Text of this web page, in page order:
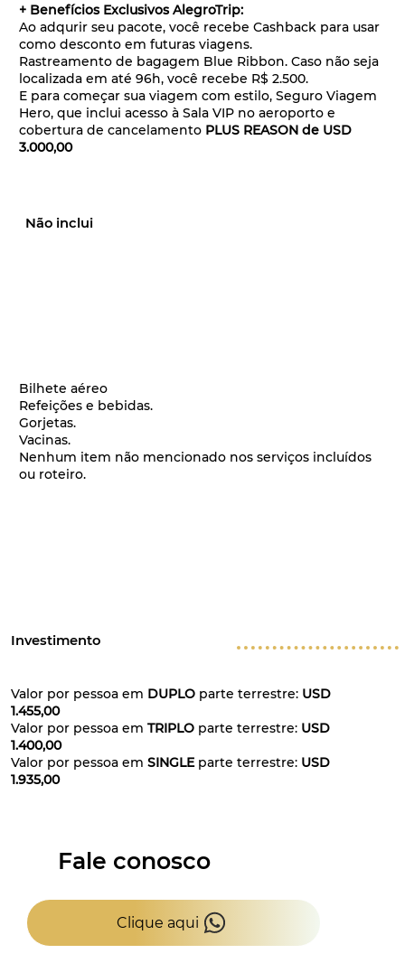
Não inclui
+ Benefícios Exclusivos AlegroTrip:
Ao adqurir seu pacote, você recebe Cashback para usar
como desconto em futuras viagens.
Rastreamento de bagagem Blue Ribbon. Caso não seja
localizada em até 96h, você recebe R$ 2.500.
E para começar sua viagem com estilo, Seguro Viagem
Hero, que inclui acesso à Sala VIP no aeroporto e
cobertura de cancelamentoPLUS REASON de USD
3.000,00
Bilhete aéreo
Refeições e bebidas.
Gorjetas.
Vacinas.
Nenhum item não mencionado nos serviços incluídos
ou roteiro.
Investimento
Valor por pessoa em DUPLOparte terrestre: USD
1.455,00
Valor por pessoa em TRIPLO parte terrestre: USD
1.400,00
Valor por pessoa em SINGLEparte terrestre: USD
1.935,00
Fale conosco
Clique aqui